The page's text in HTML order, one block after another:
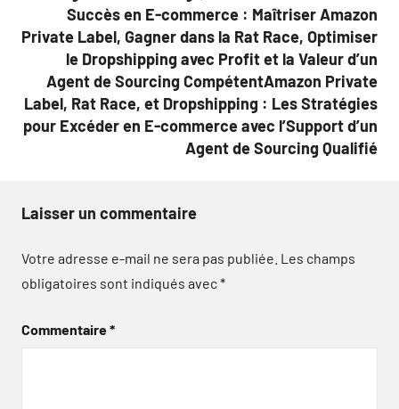
Succès en E-commerce : Maîtriser Amazon
Private Label, Gagner dans la Rat Race, Optimiser
le Dropshipping avec Profit et la Valeur d’un
Agent de Sourcing CompétentAmazon Private
Label, Rat Race, et Dropshipping : Les Stratégies
pour Excéder en E-commerce avec l’Support d’un
Agent de Sourcing Qualifié
Laisser un commentaire
Votre adresse e-mail ne sera pas publiée. Les champs
obligatoires sont indiqués avec*
Commentaire*